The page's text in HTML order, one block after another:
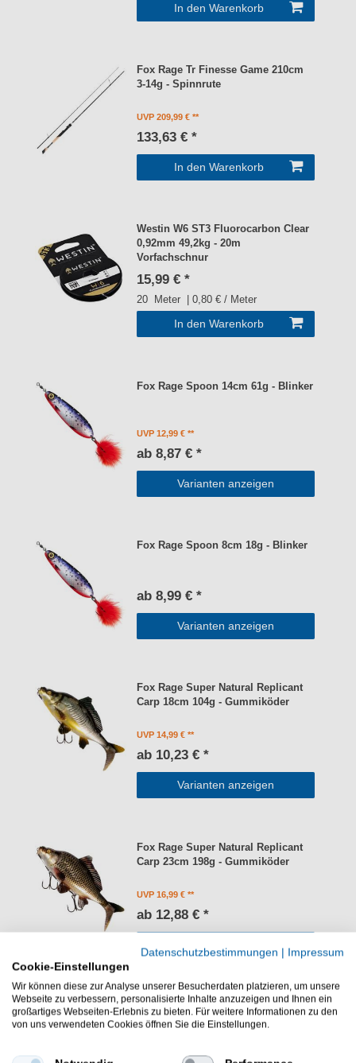
In den Warenkorb
Fox Rage Tr Finesse Game 210cm
3-14g - Spinnrute
UVP 209,99 €
133,63 € *
In den Warenkorb
Westin W6 ST3 Fluorocarbon Clear
0,92mm 49,2kg - 20m
Vorfachschnur
15,99 € *
20 Meter | 0,80 € / Meter
In den Warenkorb
Fox Rage Spoon 14cm 61g - Blinker
UVP 12,99 €
ab 8,87 € *
Varianten anzeigen
Fox Rage Spoon 8cm 18g - Blinker
ab 8,99 € *
Varianten anzeigen
Fox Rage Super Natural Replicant
Carp 18cm 104g - Gummiköder
UVP 14,99 €
ab 10,23 € *
Varianten anzeigen
Fox Rage Super Natural Replicant
Carp 23cm 198g - Gummiköder
UVP 16,99 €
ab 12,88 € *
Fox Rage Sherpa Wind Blocker -
Angeljacke
UVP 109,99 €
Datenschutzbestimmungen | Impressum
Cookie-Einstellungen
Wir können diese zur Analyse unserer Besucherdaten platzieren, um unsere
Webseite zu verbessern, personalisierte Inhalte anzuzeigen und Ihnen ein
großartiges Webseiten-Erlebnis zu bieten. Für weitere Informationen zu den
von uns verwendeten Cookies öffnen Sie die Einstellungen.